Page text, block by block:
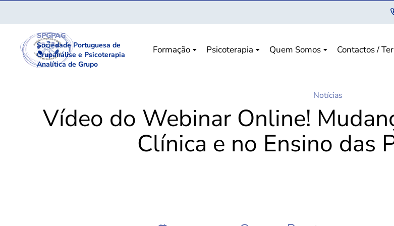
SPGPAG
Sociedade Portuguesa de
Grupanálise e Psicoterapia
Analítica de Grupo
Formação Psicoterapia Quem Somos Contactos /
Notícias
Vídeo do Webinar Online!
Clínica e no Ensino das